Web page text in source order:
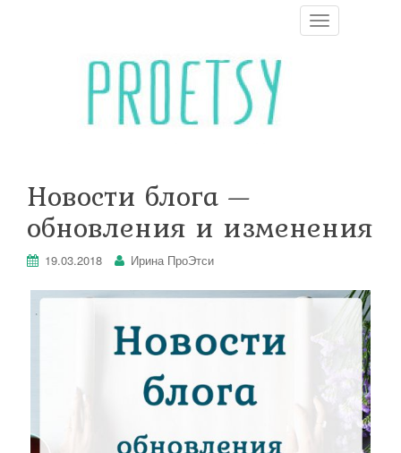
T
o
t
Новости блога —
обновления и изменения
19.03.2018 Ирина ПроЭтси